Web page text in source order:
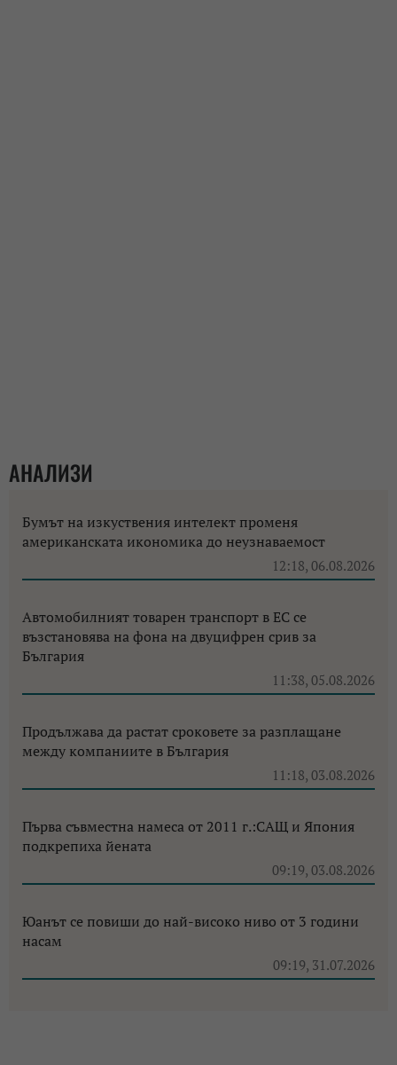
АНАЛИЗИ
Бумът на изкуствения интелект променя
американската икономика до неузнаваемост
12:18, 06.08.2026
Автомобилният товарен транспорт в ЕС се
възстановява на фона на двуцифрен срив за
България
11:38, 05.08.2026
Продължава да растат сроковете за разплащане
между компаниите в България
11:18, 03.08.2026
Първа съвместна намеса от 2011 г.:САЩ и Япония
подкрепиха йената
09:19, 03.08.2026
Юанът се повиши до най-високо ниво от 3 години
насам
09:19, 31.07.2026